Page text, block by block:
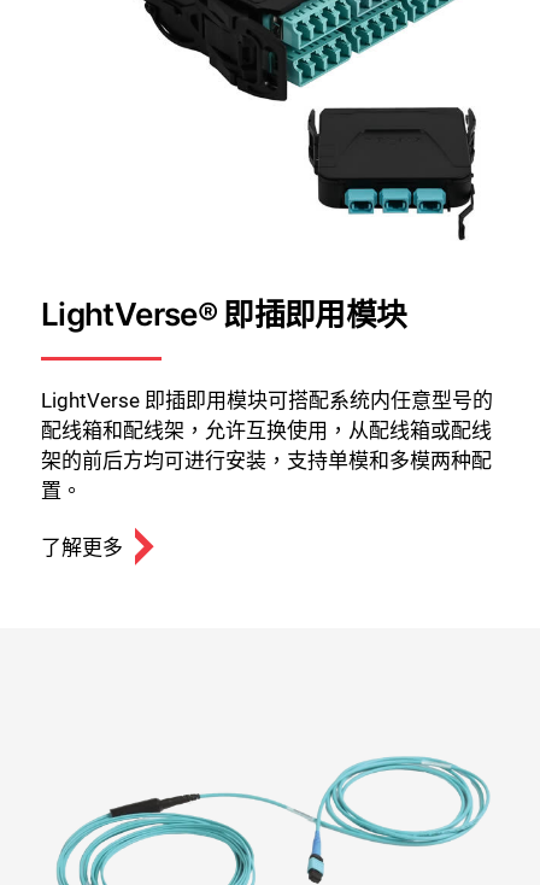
LightVerse® 即插即用模块
LightVerse 即插即用模块可搭配系统内任意型号的
配线箱和配线架，允许互换使用，从配线箱或配线
架的前后方均可进行安装，支持单模和多模两种配
置。
了解更多